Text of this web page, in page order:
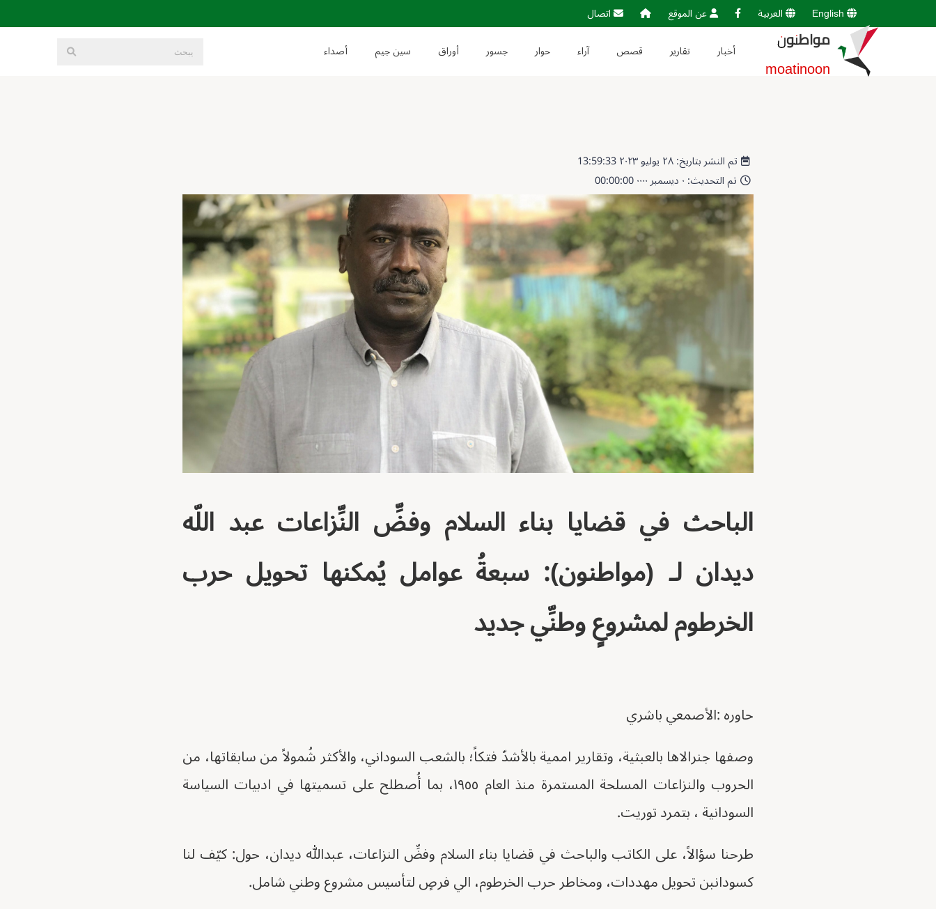
English العربية عن الموقع اتصال
مواطنون
moatinoon
أخبار تقارير قصص آراء حوار جسور أوراق سين جيم أصداء
تم النشر بتاريخ: ٢٨ يوليو ٢٠٢٣ 13:59:33
تم التحديث: ٠ ديسمبر ٠٠٠٠ 00:00:00
الباحث في قضايا بناء السلام وفضِّ النِّزاعات عبد اللّه
ديدان لـ (مواطنون): سبعةُ عوامل يُمكنها تحويل حرب
الخرطوم لمشروعٍ وطنِّي جديد
حاوره :الأصمعي باشري
وصفها جنرالاها بالعبثية، وتقارير اممية بالأشدّ فتكاً؛ بالشعب السوداني، والأكثر شُمولاً من سابقاتها، من
الحروب والنزاعات المسلحة المستمرة منذ العام ١٩٥٥، بما أُصطلح على تسميتها في ادبيات السياسة
السودانية ، بتمرد توريت.
طرحنا سؤالاً، على الكاتب والباحث في قضايا بناء السلام وفضِّ النزاعات، عبدالله ديدان، حول: كيّف لنا
كسودانبن تحويل مهددات، ومخاطر حرب الخرطوم، الي فرصٍ لتأسيس مشروع وطني شامل.